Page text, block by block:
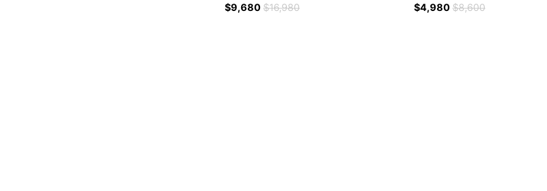
$9,680 $16,980 $4,980 $8,600